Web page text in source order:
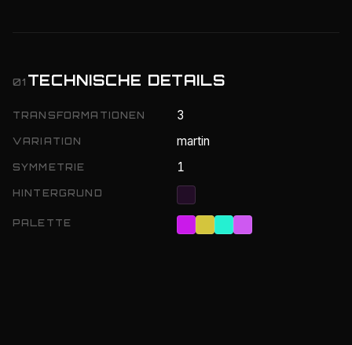
01 TECHNISCHE DETAILS
TRANSFORMATIONEN 3
VARIATION martin
SYMMETRIE 1
HINTERGRUND
PALETTE